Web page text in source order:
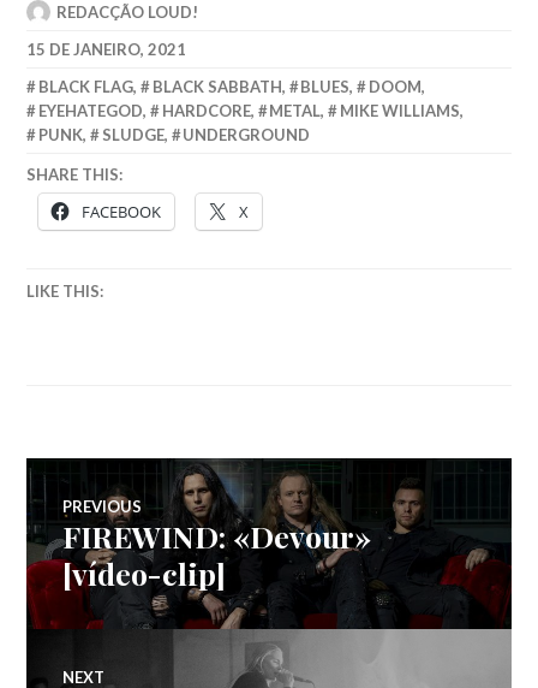
REDACÇÃO LOUD!
15 DE JANEIRO, 2021
BLACK FLAG, BLACK SABBATH, BLUES, DOOM,
EYEHATEGOD, HARDCORE, METAL, MIKE WILLIAMS,
PUNK, SLUDGE, UNDERGROUND
SHARE THIS:
FACEBOOK X
LIKE THIS:
Navegação
de
artigos
PREVIOUS
Previous
post:
FIREWIND: «Devour»
[vídeo-clip]
NEXT